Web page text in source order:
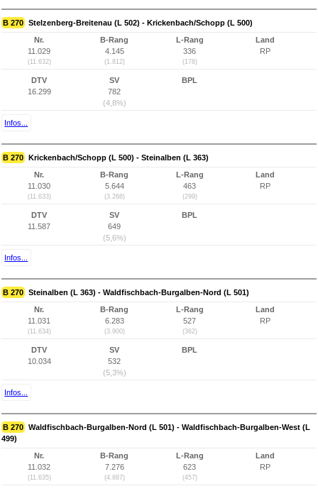
B 270 Stelzenberg-Breitenau (L 502) - Krickenbach/Schopp (L 500)
Nr.
11.029
(11.632)
B-Rang
4.145
(1.812)
L-Rang
336
(178)
Land
RP
DTV
16.299
SV
782
(4,8%)
BPL
Infos...
B 270 Krickenbach/Schopp (L 500) - Steinalben (L 363)
Nr.
11.030
(11.633)
B-Rang
5.644
(3.268)
L-Rang
463
(299)
Land
RP
DTV
11.587
SV
649
(5,6%)
BPL
Infos...
B 270 Steinalben (L 363) - Waldfischbach-Burgalben-Nord (L 501)
Nr.
11.031
(11.634)
B-Rang
6.283
(3.900)
L-Rang
527
(362)
Land
RP
DTV
10.034
SV
532
(5,3%)
BPL
Infos...
B 270 Waldfischbach-Burgalben-Nord (L 501) - Waldfischbach-Burgalben-West (L
499)
Nr.
11.032
(11.635)
B-Rang
7.276
(4.887)
L-Rang
623
(457)
Land
RP